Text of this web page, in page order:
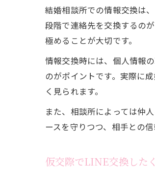
結婚相談所での情報交換は
段階で連絡先を交換するの
極めることが大切です。
情報交換時には、個人情報
のがポイントです。実際に
く見られます。
また、相談所によっては仲
ースを守りつつ、相手との
仮交際でLINE交換した